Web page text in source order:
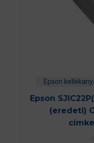
Epson
Epson
(eredeti)